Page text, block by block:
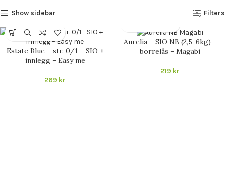
Show sidebar Filters
Estate Blue – str. 0/1 – SIO +
innlegg – Easy me
269 kr
Aurelia – SIO NB (2,5-6kg) –
borrelås – Magabi
219 kr